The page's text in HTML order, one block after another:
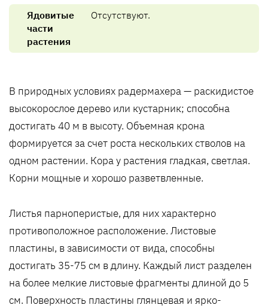
Ядовитые
части
растения
Отсутствуют.
В природных условиях радермахера — раскидистое
высокорослое дерево или кустарник; способна
достигать 40 м в высоту. Объемная крона
формируется за счет роста нескольких стволов на
одном растении. Кора у растения гладкая, светлая.
Корни мощные и хорошо разветвленные.
Листья парноперистые, для них характерно
противоположное расположение. Листовые
пластины, в зависимости от вида, способны
достигать 35-75 см в длину. Каждый лист разделен
на более мелкие листовые фрагменты длиной до 5
см. Поверхность пластины глянцевая и ярко-